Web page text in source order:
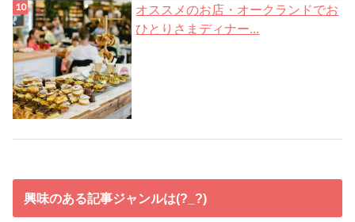
オススメのお店・オークランドでお
ひとりさまディナー...
興味のある記事ジャンルは(?_?)